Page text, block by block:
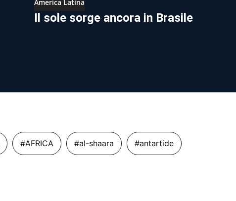
America Latina
Il sole sorge ancora in Brasile
#AFRICA #al-shaara #antartide